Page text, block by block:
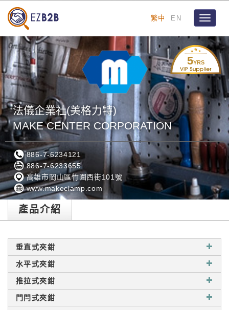
繁中 EN
Toggle
5YRS
法儀企業社(美格力特)
MAKE CENTER CORPORATION
886-7-6234121
886-7-6233655
高雄市岡山區竹圍西街101號
www.makeclamp.com
產品介紹
垂直式夾鉗
水平式夾鉗
推拉式夾鉗
門閂式夾鉗